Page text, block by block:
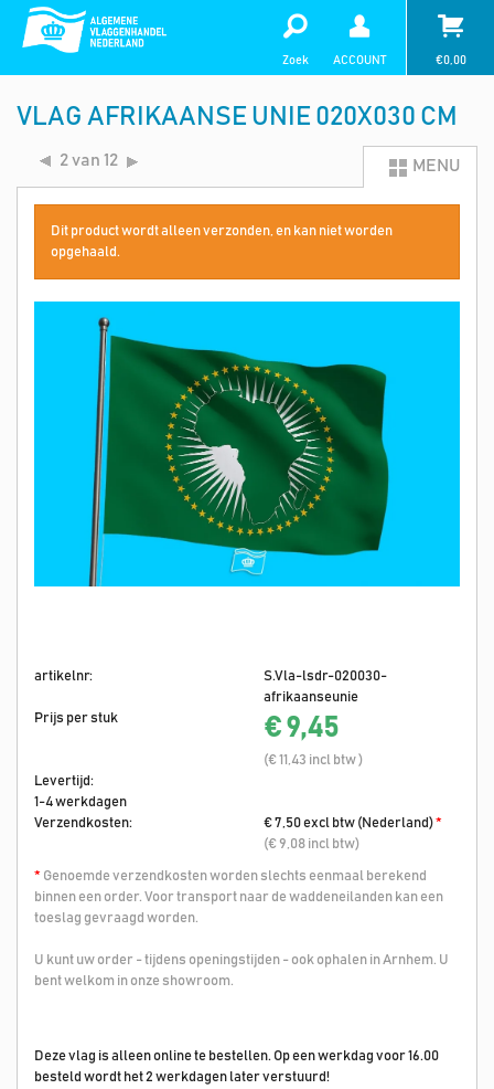
Zoek ACCOUNT €0,00
VLAG AFRIKAANSE UNIE 020X030 CM
2 van 12 MENU
Dit product wordt alleen verzonden, en kan niet worden
opgehaald.
artikelnr:
S.Vla-lsdr-020030-
afrikaanseunie
Prijs per stuk
€ 9,45
(€ 11,43 incl btw )
Levertijd:
1-4 werkdagen
Verzendkosten:
€ 7,50 excl btw (Nederland)*
(€ 9,08 incl btw)
* Genoemde verzendkosten worden slechts eenmaal berekend
binnen een order. Voor transport naar de waddeneilanden kan een
toeslag gevraagd worden.
U kunt uw order - tijdens openingstijden - ook ophalen in Arnhem. U
bent welkom in onze showroom.
Deze vlag is alleen online te bestellen. Op een werkdag voor 16.00
besteld wordt het 2 werkdagen later verstuurd!